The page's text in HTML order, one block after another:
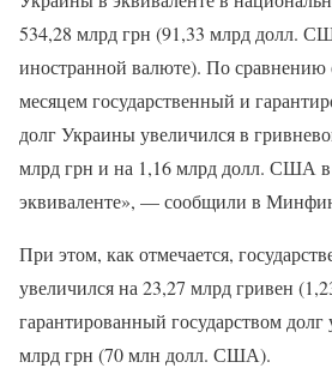
534,28 млрд грн (91,33 млрд долл.
иностранной валюте). По
месяцем государственный и
долг Украины увеличился в
млрд грн и на 1,16 млрд долл. США в
эквиваленте», — сообщили в
При этом, как отмечается,
увеличился на 23,27 млрд гривен
гарантированный государством
млрд грн (70 млн долл. США).